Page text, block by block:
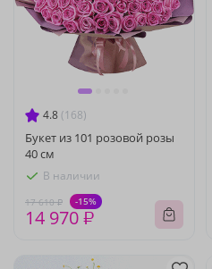
4.8 (168)
Букет из 101 розовой розы
40 см
В наличии
17 610 ₽ -15%
14 970 ₽